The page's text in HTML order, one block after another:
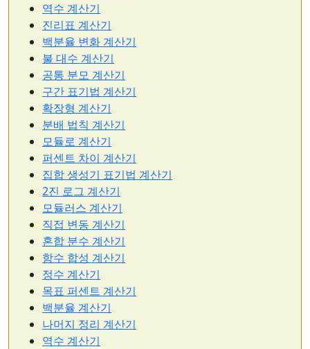
역수 계산기
진리표 계산기
백분율 변화 계산기
불 대수 계산기
공통 분모 계산기
구간 표기법 계산기
확장형 계산기
분배 법칙 계산기
모듈로 계산기
퍼센트 차이 계산기
집합 생성기 표기법 계산기
2진 로그 계산기
모듈러스 계산기
직접 변동 계산기
혼합 분수 계산기
함수 합성 계산기
정수 계산기
목표 퍼센트 계산기
백분율 계산기
나머지 정리 계산기
역수 계산기